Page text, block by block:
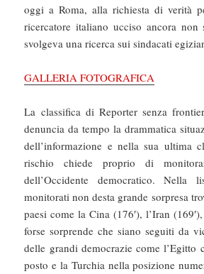
oggi a Roma, alla richiesta di verità
ricercatore italiano ucciso ancora
svolgeva una ricerca sui sindacati
GALLERIA FOTOGRAFICA
La classifica di Reporter senza
denuncia da tempo la drammatica
dell’informazione e nella sua ultima
rischio chiede proprio di
dell’Occidente democratico. Nella
monitorati non desta grande sorpresa
paesi come la Cina (176′), l’Iran
forse sorprende che siano seguiti da
delle grandi democrazie come l’Egitto
posto e la Turchia nella posizione